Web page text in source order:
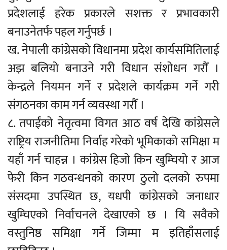
प्रदेशलाई हरेक प्रकारले सशक्त र प्रभावकारी
बनाउनेतर्फ पहल गर्नुपर्छ ।
ख. नेपाली कांग्रेसको विधानमा प्रदेश कार्यसमितिलाई
अझ बलियो बनाउने गरी विधान संशोधन गरौँ ।
केन्द्रले नियमन गर्ने र प्रदेशले कार्यक्रम गर्ने गरी
संगठनका काम गर्न व्यवस्था गरौँ ।
८. तपाईंको नेतृत्वमा विगत आठ वर्ष देखि कांग्रेसले
राष्ट्रिय राजनीतिमा निर्वाह गरेको भूमिकाको समिक्षा म
यहाँ गर्न चाहन्न । कांग्रेस हिजो किन खुम्चियो र आज
फेरी किन गठवन्धनको कारण ठुलो दलको रुपमा
संसदमा उपस्थित छ, यधपी कांग्रेसको जनाधार
खुम्चिएको निर्वाचनले देखाएको छ । यि सवैको
वस्तुनिष्ठ समिक्षा गर्ने जिम्मा म इतिहाँसलाई